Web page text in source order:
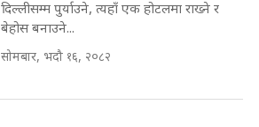
दिल्लीसम्म पुर्याउने, त्यहाँ एक होटलमा राख्ने र
बेहोस बनाउने...
सोमबार, भदौ १६, २०८२